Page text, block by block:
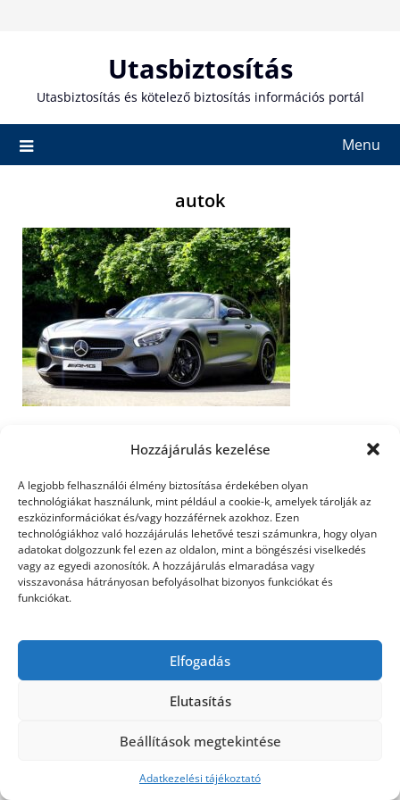
Hozzájárulás kezelése
A legjobb felhasználói élmény biztosítása érdekében olyan
technológiákat használunk, mint például a cookie-k, amelyek tárolják az
eszközinformációkat és/vagy hozzáférnek azokhoz. Ezen
technológiákhoz való hozzájárulás lehetővé teszi számunkra, hogy olyan
adatokat dolgozzunk fel ezen az oldalon, mint a böngészési viselkedés
vagy az egyedi azonosítók. A hozzájárulás elmaradása vagy
visszavonása hátrányosan befolyásolhat bizonyos funkciókat és
funkciókat.
Elfogadás
Elutasítás
Beállítások megtekintése
Adatkezelési tájékoztató
Utasbiztosítás
Utasbiztosítás és kötelező biztosítás információs portál
Menu
autok
©2026 Utasbiztosítás| Design:Newspaperly
WordPress Theme